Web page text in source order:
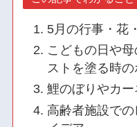
5月の行事・花
こどもの日や
ストを塗る時の
鯉のぼりやカ
高齢者施設で